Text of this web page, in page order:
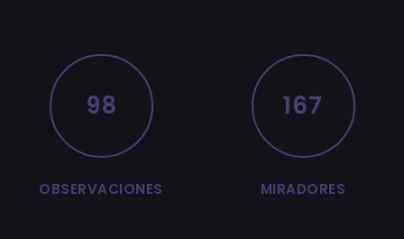
98
OBSERVACIONES
167
MIRADORES